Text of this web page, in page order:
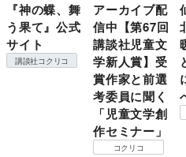
『神の蝶、舞
う果て』公式
サイト
講談社コクリコ
アーカイブ配
信中【第67回
講談社児童文
学新人賞】受
賞作家と前選
考委員に聞く
「児童文学創
作セミナー」
コクリコ